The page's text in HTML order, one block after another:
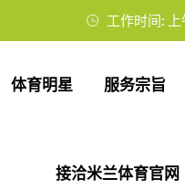
工作时间:
体育明星 服务宗旨
接洽米兰体育官网